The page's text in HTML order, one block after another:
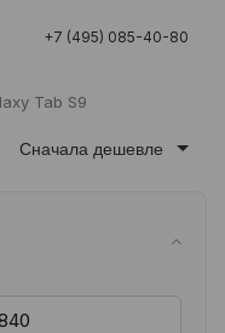
+7 (495) 085-40-80
Tab S9
Сначала дешевле